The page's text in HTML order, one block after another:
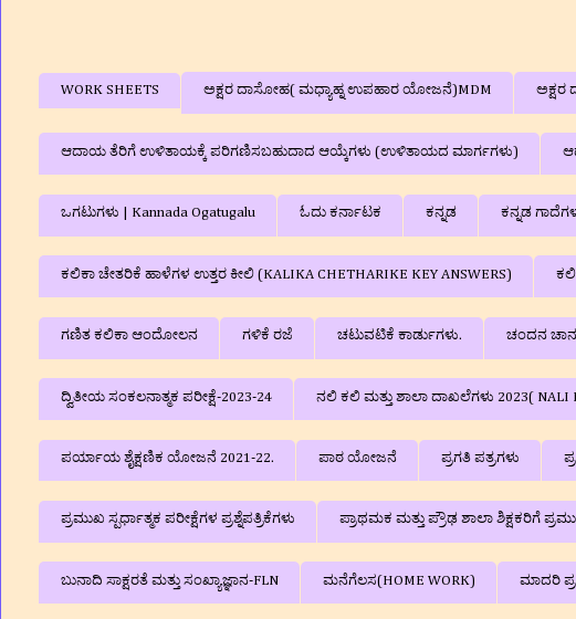
WORK SHEETS ಅಕ್ಷರ ದಾಸೋಹ( ಮಧ್ಯಾಹ್ನ ಉಪಹಾರ ಯೋಜನೆ)MDM ಅಕ್ಷರ
ಆದಾಯ ತೆರಿಗೆ ಉಳಿತಾಯಕ್ಕೆ ಪರಿಗಣಿಸಬಹುದಾದ ಆಯ್ಕೆಗಳು (ಉಳಿತಾಯದ ಮಾರ್ಗಗಳು)
ಒಗಟುಗಳು | Kannada Ogatugalu ಓದು ಕರ್ನಾಟಕ ಕನ್ನಡ ಕನ್ನಡ
ಕಲಿಕಾ ಚೇತರಿಕೆ ಹಾಳೆಗಳ ಉತ್ತರ ಕೀಲಿ (KALIKA CHETHARIKE KEY ANSWERS)
ಗಣಿತ ಕಲಿಕಾ ಆಂದೋಲನ ಗಳಿಕೆ ರಜೆ ಚಟುವಟಿಕೆ ಕಾರ್ಡುಗಳು. ಚಂದನ
ದ್ವಿತೀಯ ಸಂಕಲನಾತ್ಮಕ ಪರೀಕ್ಷೆ-2023-24 ನಲಿ ಕಲಿ ಮತ್ತು ಶಾಲಾ ದಾಖಲೆಗಳು 2023( NALI
ಪರ್ಯಾಯ ಶೈಕ್ಷಣಿಕ ಯೋಜನೆ 2021-22. ಪಾಠ ಯೋಜನೆ ಪ್ರಗತಿ ಪತ್ರಗಳು
ಪ್ರಮುಖ ಸ್ಪರ್ಧಾತ್ಮಕ ಪರೀಕ್ಷೆಗಳ ಪ್ರಶ್ನೆಪತ್ರಿಕೆಗಳು ಪ್ರಾಥಮಕ ಮತ್ತು ಪ್ರೌಢ ಶಾಲಾ ಶಿಕ್ಷಕರಿಗೆ
ಬುನಾದಿ ಸಾಕ್ಷರತೆ ಮತ್ತು ಸಂಖ್ಯಾಜ್ಞಾನ-FLN ಮನೆಗೆಲಸ(HOME WORK) ಮಾದರಿ